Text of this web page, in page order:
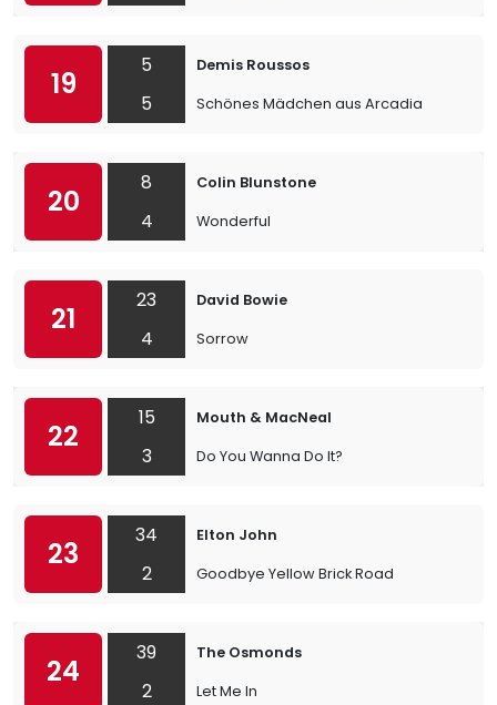
19
5
5
Demis Roussos
Schönes Mädchen aus Arcadia
20
8
4
Colin Blunstone
Wonderful
21
23
4
David Bowie
Sorrow
22
15
3
Mouth & MacNeal
Do You Wanna Do It?
23
34
2
Elton John
Goodbye Yellow Brick Road
24
39
2
The Osmonds
Let Me In